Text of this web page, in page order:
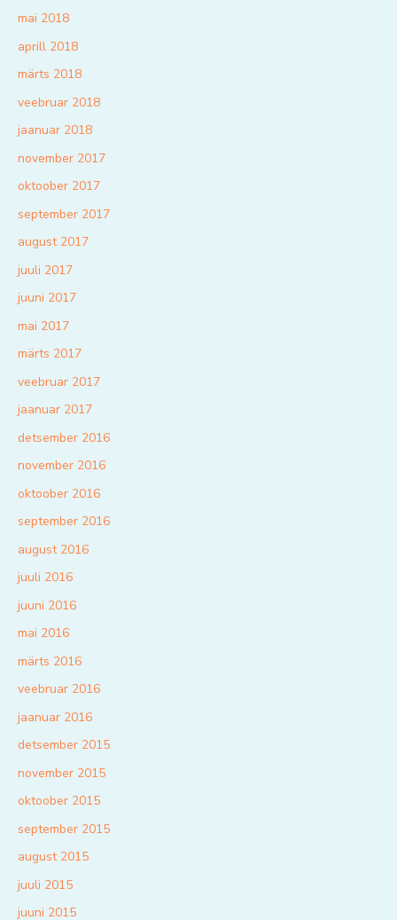
mai 2018
aprill 2018
märts 2018
veebruar 2018
jaanuar 2018
november 2017
oktoober 2017
september 2017
august 2017
juuli 2017
juuni 2017
mai 2017
märts 2017
veebruar 2017
jaanuar 2017
detsember 2016
november 2016
oktoober 2016
september 2016
august 2016
juuli 2016
juuni 2016
mai 2016
märts 2016
veebruar 2016
jaanuar 2016
detsember 2015
november 2015
oktoober 2015
september 2015
august 2015
juuli 2015
juuni 2015